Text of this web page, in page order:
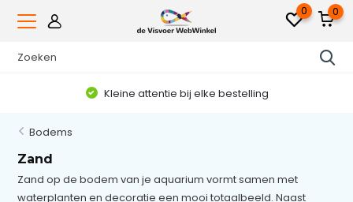
0 0
Voor 16.00uur besteld, dezelfde werkdag verzonden*
Bodems
Zand
Zand op de bodem van je aquarium vormt samen met
waterplanten en decoratie een mooi totaalbeeld. Naast